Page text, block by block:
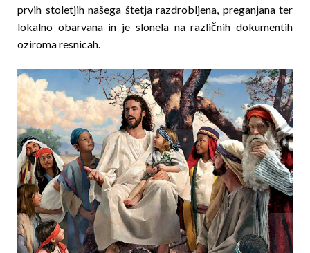
prvih stoletjih našega štetja razdrobljena, preganjana ter
lokalno obarvana in je slonela na različnih dokumentih
oziroma resnicah.